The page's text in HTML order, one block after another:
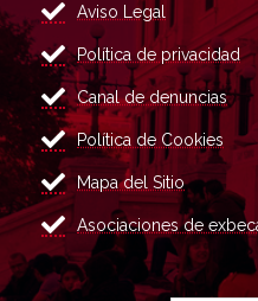
Aviso Legal
Política de privacidad
Canal de denuncias
Política de Cookies
Mapa del Sitio
Asociaciones de